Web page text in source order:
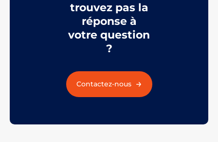
trouvez pas la
réponse à
votre question
?
Contactez-nous